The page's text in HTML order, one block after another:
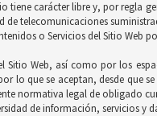
tiene carácter libre y, por regla
de telecomunicaciones
o Servicios del Sitio Web
Sitio Web, así como por los
lo que se aceptan, desde que
normativa legal de obligado
de información, servicios y